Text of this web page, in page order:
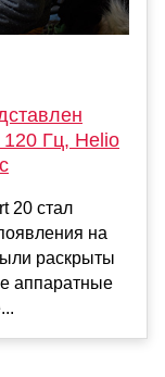
Гц, Helio
20 стал
на
раскрыты
аппаратные